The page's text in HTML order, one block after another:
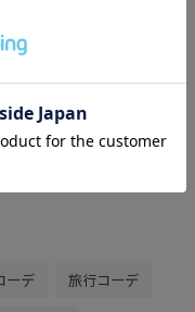
パレートパンプス
です。
ーデ 旅行コーデ